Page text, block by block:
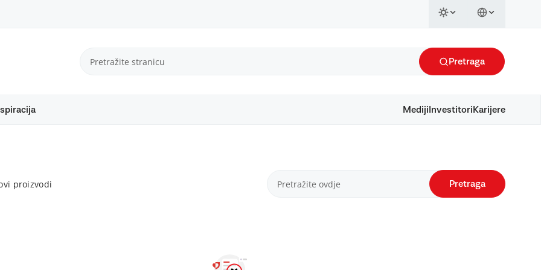
Pretraga
Mediji Investitori Karijere
proizvodi Pretraga